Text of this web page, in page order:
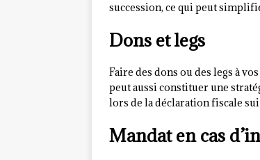
succession, ce qui peut
Dons et legs
Faire des dons ou des legs à
peut aussi constituer une
lors de la déclaration fiscale
Mandat en cas